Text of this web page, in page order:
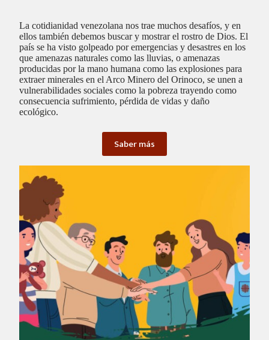
La cotidianidad venezolana nos trae muchos desafíos, y en
ellos también debemos buscar y mostrar el rostro de Dios. El
país se ha visto golpeado por emergencias y desastres en los
que amenazas naturales como las lluvias, o amenazas
producidas por la mano humana como las explosiones para
extraer minerales en el Arco Minero del Orinoco, se unen a
vulnerabilidades sociales como la pobreza trayendo como
consecuencia sufrimiento, pérdida de vidas y daño
ecológico.
Saber más